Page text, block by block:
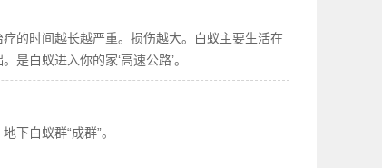
的时间越长越严重。损伤越大。白蚁主要生活在
白蚁进入你的家‘高速公路’。
下白蚁群“成群”。